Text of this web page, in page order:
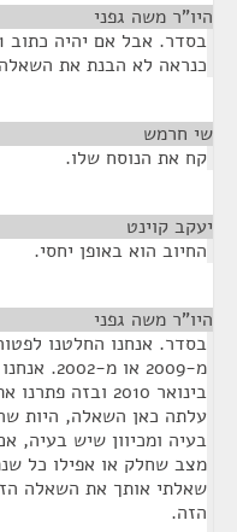
היו"ר משה גפני
כנראה לא הבנת את
שי חרמש
קח את הנוסח שלו.
יעקב קוינט
החיוב הוא באופן יחסי.
היו"ר משה גפני
בינואר 2010
עלתה כאן השאלה, היות
שאלתי אותך את השאלה
הזה.